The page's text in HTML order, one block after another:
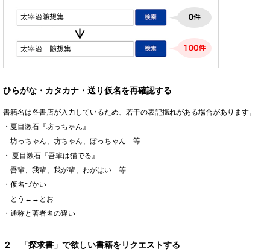
ひらがな・カタカナ・送り仮名を再確認する
書籍名は各書店が入力しているため、若干の表記揺れがある場合があります。
・夏目漱石『坊っちゃん』
坊っちゃん、坊ちゃん、ぼっちゃん…等
・ 夏目漱石『吾輩は猫でる』
吾輩、我輩、我が輩、わがはい…等
・仮名づかい
とう←→とお
・通称と著者名の違い
２ 「探求書」で欲しい書籍をリクエストする